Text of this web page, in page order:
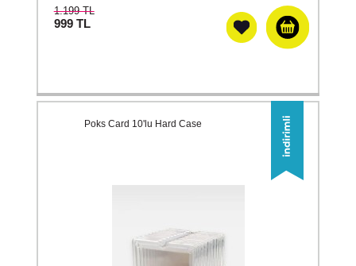
1.199 TL
999 TL
Poks Card 10'lu Hard Case